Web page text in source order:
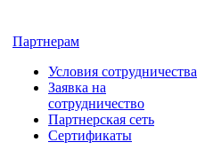
Партнерам
Условия сотрудничества
Заявка на
сотрудничество
Партнерская сеть
Сертификаты